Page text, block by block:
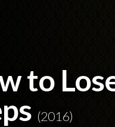
to
(2016)